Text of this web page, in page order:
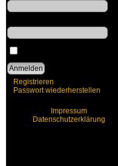
Registrieren
Passwort wiederherstellen
Impressum
Datenschutzerklärung